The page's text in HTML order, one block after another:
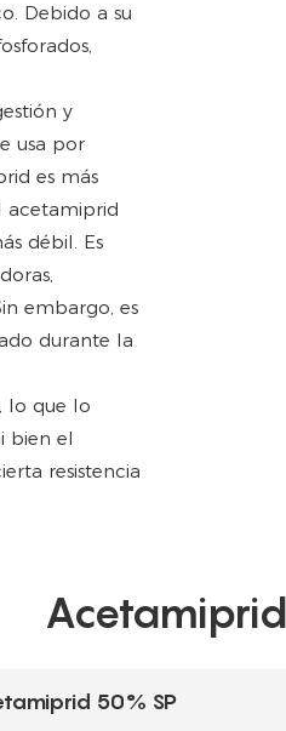
Debido a su
y
usa por
es más
acetamiprid
débil. Es
embargo, es
durante la
lo que lo
bien el
resistencia
Acetamiprid
50% SP